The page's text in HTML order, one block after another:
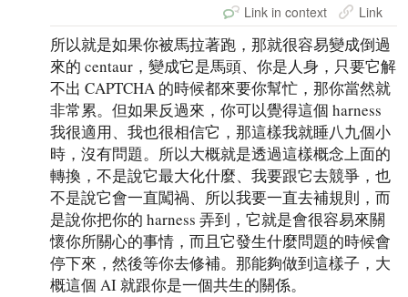
Link in context Link
所以就是如果你被馬拉著跑，那就很容易變成倒過
來的 centaur，變成它是馬頭、你是人身，只要它解
不出 CAPTCHA 的時候都來要你幫忙，那你當然就
非常累。但如果反過來，你可以覺得這個 harness
我很適用、我也很相信它，那這樣我就睡八九個小
時，沒有問題。所以大概就是透過這樣概念上面的
轉換，不是說它最大化什麼、我要跟它去競爭，也
不是說它會一直闖禍、所以我要一直去補規則，而
是說你把你的 harness 弄到，它就是會很容易來關
懷你所關心的事情，而且它發生什麼問題的時候會
停下來，然後等你去修補。那能夠做到這樣子，大
概這個 AI 就跟你是一個共生的關係。